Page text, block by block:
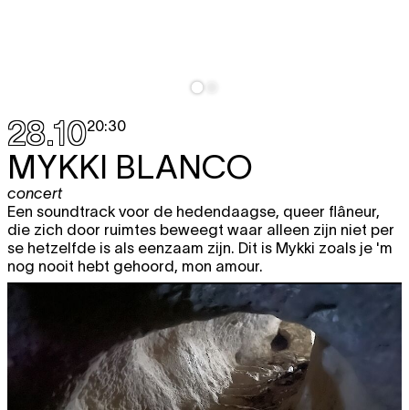
28.1020:30
MYKKI BLANCO
concert
Een soundtrack voor de hedendaagse, queer flâneur,
die zich door ruimtes beweegt waar alleen zijn niet per
se hetzelfde is als eenzaam zijn. Dit is Mykki zoals je 'm
nog nooit hebt gehoord, mon amour.